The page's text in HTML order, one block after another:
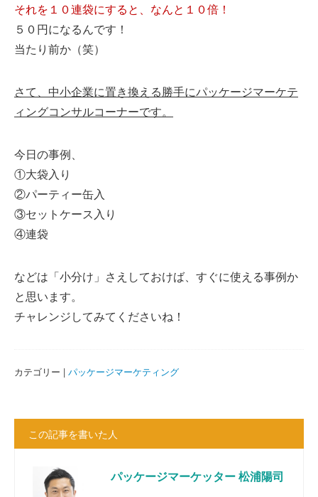
それを１０連袋にすると、なんと１０倍！
５０円になるんです！
当たり前か（笑）
さて、中小企業に置き換える勝手にパッケージマーケテ
ィングコンサルコーナーです。
今日の事例、
①大袋入り
②パーティー缶入
③セットケース入り
④連袋
などは「小分け」さえしておけば、すぐに使える事例か
と思います。
チャレンジしてみてくださいね！
カテゴリー | パッケージマーケティング
この記事を書いた人
パッケージマーケッター 松浦陽司